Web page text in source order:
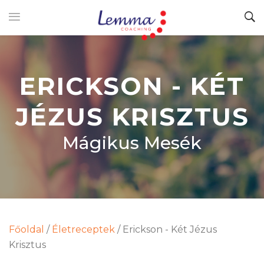
ERICKSON - KÉT
JÉZUS KRISZTUS
Mágikus Mesék
Főoldal / Életreceptek / Erickson - Két Jézus
Krisztus